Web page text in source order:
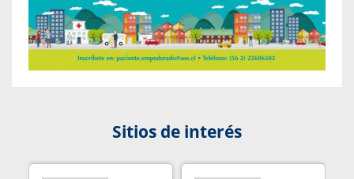
Sitios de interés